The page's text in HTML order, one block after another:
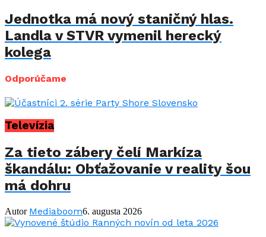
Jednotka má nový staničný hlas.
Landla v STVR vymenil herecký
kolega
Odporúčame
Televízia
Za tieto zábery čelí Markíza
škandálu: Obťažovanie v reality šou
má dohru
Autor Mediaboom6. augusta 2026